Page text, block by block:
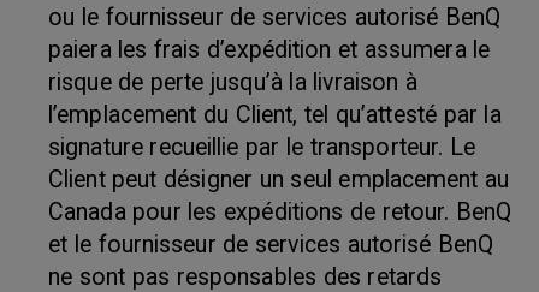
ou le fournisseur de services autorisé BenQ
paiera les frais d’expédition et assumera le
risque de perte jusqu’à la livraison à
l’emplacement du Client, tel qu’attesté par la
signature recueillie par le transporteur. Le
Client peut désigner un seul emplacement au
Canada pour les expéditions de retour. BenQ
et le fournisseur de services autorisé BenQ
ne sont pas responsables des retards